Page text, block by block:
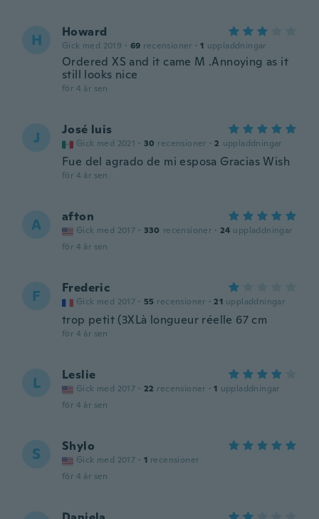
H Howard
Gick med 2019 · 69 recensioner · 1 uppladdningar
Ordered XS and it came M .Annoying as it
still looks nice
för 4 år sen
J José luis
Gick med 2021 · 30 recensioner · 2 uppladdningar
Fue del agrado de mi esposa Gracias Wish
för 4 år sen
A afton
Gick med 2017 · 330 recensioner · 24 uppladdningar
för 4 år sen
F Frederic
Gick med 2017 · 55 recensioner · 21 uppladdningar
trop petit (3XLà longueur réelle 67 cm
för 4 år sen
L Leslie
Gick med 2017 · 22 recensioner · 1 uppladdningar
för 4 år sen
S Shylo
Gick med 2017 · 1 recensioner
för 4 år sen